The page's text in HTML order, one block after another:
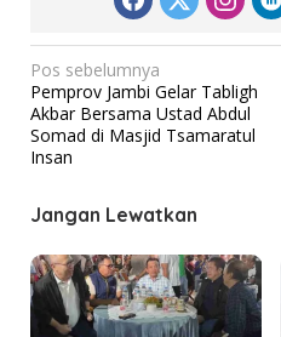
N
a
v
i
g
s
i
Pos sebelumnya
Pemprov Jambi Gelar Tabligh
Akbar Bersama Ustad Abdul
Somad di Masjid Tsamaratul
Insan
Jangan Lewatkan